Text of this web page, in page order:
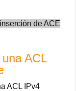
de ACE
ACL
ACL IPv4